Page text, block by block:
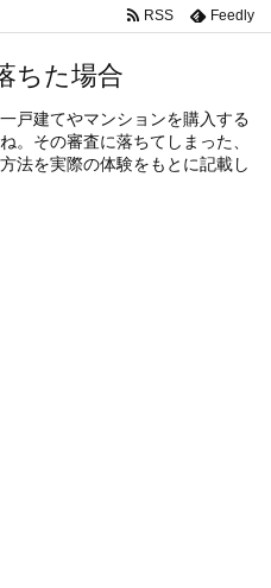
RSS Feedly
ちた場合
戸建てやマンションを購入する
。その審査に落ちてしまった、
法を実際の体験をもとに記載し